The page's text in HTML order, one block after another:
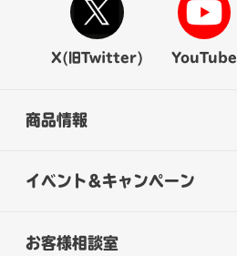
X(旧Twitter) YouTube
商品情報
イベント&キャンペーン
お客様相談室